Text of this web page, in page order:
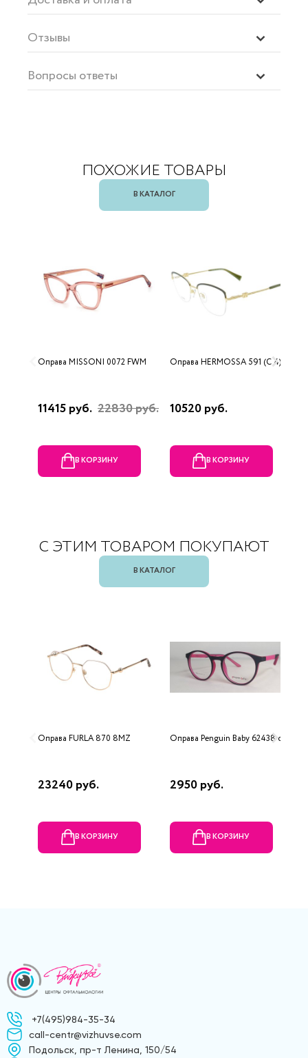
Отзывы
Вопросы ответы
ПОХОЖИЕ ТОВАРЫ
В КАТАЛОГ
Оправа MISSONI 0072 FWM
11415 руб. 22830 руб.
В КОРЗИНУ
Оправа HERMOSSA 591 (C 4)
10520 руб.
В КОРЗИНУ
С ЭТИМ ТОВАРОМ ПОКУПАЮТ
В КАТАЛОГ
Оправа FURLA 870 8MZ
23240 руб.
В КОРЗИНУ
Оправа Penguin Baby 62438 c2
2950 руб.
В КОРЗИНУ
+7(495)984-35-34
call-centr@vizhuvse.com
Подольск, пр-т Ленина, 150/54